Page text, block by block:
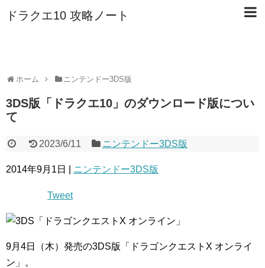
ドラクエ10 攻略ノート
ホーム ニンテンドー3DS版
3DS版「ドラクエ10」のダウンロード版につい
て
2023/6/11 ニンテンドー3DS版
2014年9月1日 | ニンテンドー3DS版
Tweet
9月4日（木）発売の3DS版「ドラゴンクエストX オンライ
ン」。